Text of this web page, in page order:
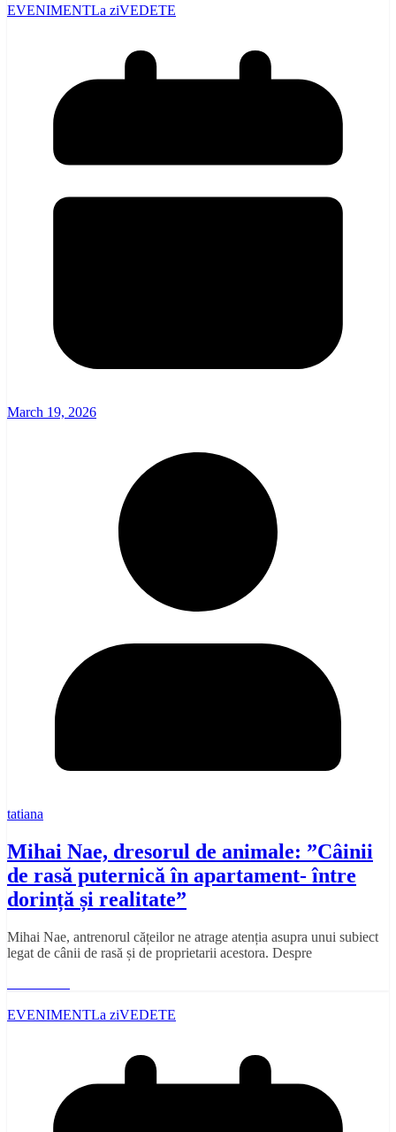
EVENIMENTLa ziVEDETE
March 19, 2026
tatiana
Mihai Nae, dresorul de animale: ”Câinii
de rasă puternică în apartament- între
dorință și realitate”
Mihai Nae, antrenorul cățeilor ne atrage atenția asupra unui subiect
legat de cânii de rasă și de proprietarii acestora. Despre
EVENIMENTLa ziVEDETE